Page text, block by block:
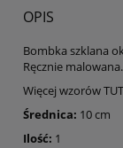
OPIS
Bombka szklana
Ręcznie
Więcej wzorów
Średnica: 10 cm
Ilość: 1